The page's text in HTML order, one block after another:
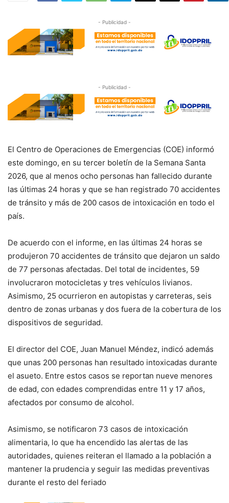
- Publicidad -
- Publicidad -
El Centro de Operaciones de Emergencias (COE) informó
este domingo, en su tercer boletín de la Semana Santa
2026, que al menos ocho personas han fallecido durante
las últimas 24 horas y que se han registrado 70 accidentes
de tránsito y más de 200 casos de intoxicación en todo el
país.
De acuerdo con el informe, en las últimas 24 horas se
produjeron 70 accidentes de tránsito que dejaron un saldo
de 77 personas afectadas. Del total de incidentes, 59
involucraron motocicletas y tres vehículos livianos.
Asimismo, 25 ocurrieron en autopistas y carreteras, seis
dentro de zonas urbanas y dos fuera de la cobertura de los
dispositivos de seguridad.
El director del COE, Juan Manuel Méndez, indicó además
que unas 200 personas han resultado intoxicadas durante
el asueto. Entre estos casos se reportan nueve menores
de edad, con edades comprendidas entre 11 y 17 años,
afectados por consumo de alcohol.
Asimismo, se notificaron 73 casos de intoxicación
alimentaria, lo que ha encendido las alertas de las
autoridades, quienes reiteran el llamado a la población a
mantener la prudencia y seguir las medidas preventivas
durante el resto del feriado